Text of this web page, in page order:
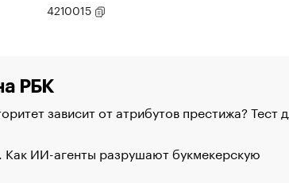
4210015
РБК
зависит от атрибутов престижа? Тест
Как ИИ-агенты разрушают букмекерскую